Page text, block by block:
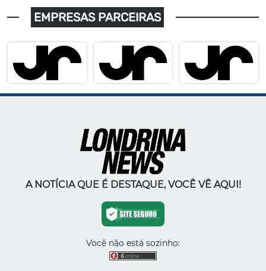
EMPRESAS PARCEIRAS
A NOTÍCIA QUE É DESTAQUE, VOCÊ VÊ AQUI!
Você não está sozinho: